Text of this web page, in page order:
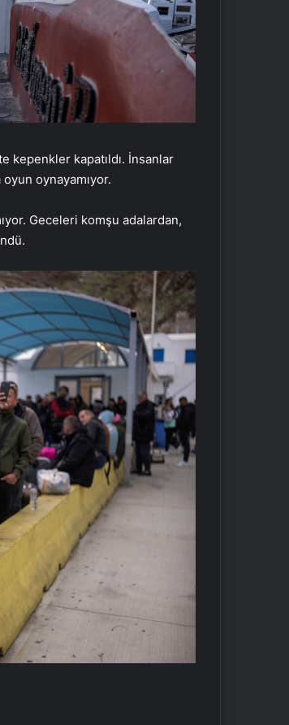
kepenkler kapatıldı. İnsanlar
oynayamıyor.
Geceleri komşu adalardan,